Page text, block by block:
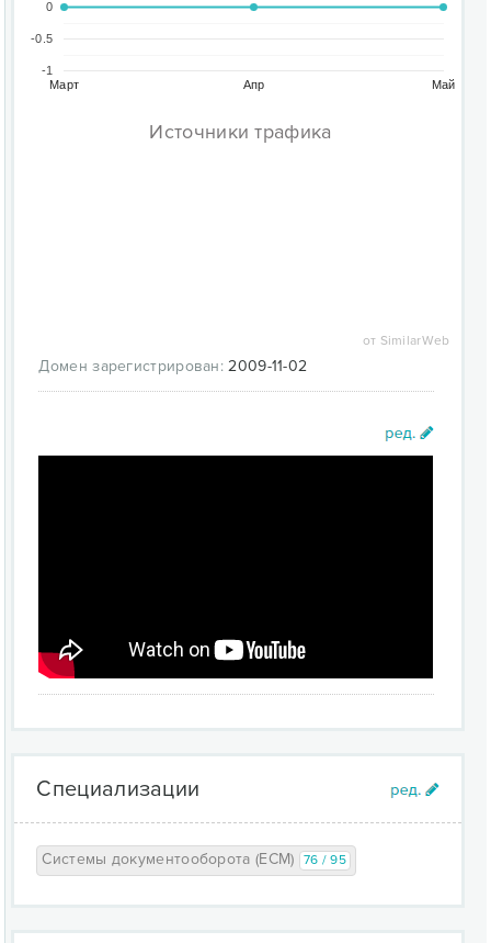
Март Апр Май
-1
-0.5
0
Источники трафика
от SimilarWeb
Домен зарегистрирован: 2009-11-02
Специализации
Системы документооборота (ECM) 76 / 95